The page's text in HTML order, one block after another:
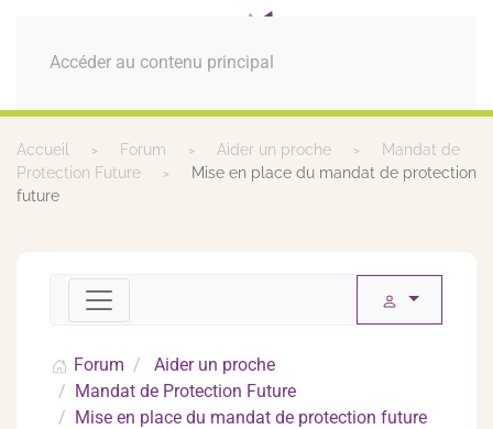
Accéder au contenu principal
MENU
Accueil Forum Aider un proche
Mandat de
Protection Future
Mise en place du mandat de protection
future
Forum
Aider un proche
Mandat de Protection Future
Mise en place du mandat de protection future